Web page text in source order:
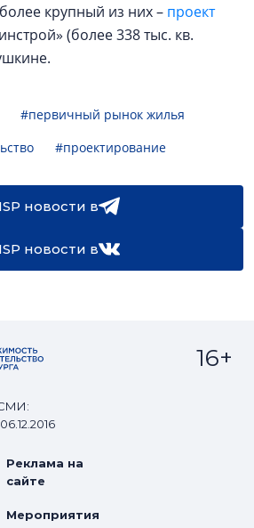
крупный из них – проект
(более 338 тыс. кв.
#первичный рынок жилья
#проектирование
новости в
новости в
16+
Реклама на
сайте
Мероприятия